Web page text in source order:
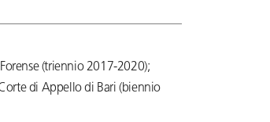
(triennio 2017-2020);
di Appello di Bari (biennio